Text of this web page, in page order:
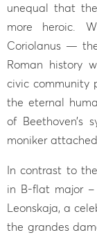
unequal that
more heroic.
Coriolanus —
Roman history
civic community
the eternal
of Beethoven’s
moniker
In contrast to
in B-flat major
Leonskaja, a
the grandes